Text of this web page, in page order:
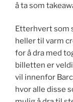
å ta som
Etterhvert som
heller til varm
for å dra med
billetten er
vil innenfor
hvor alle disse